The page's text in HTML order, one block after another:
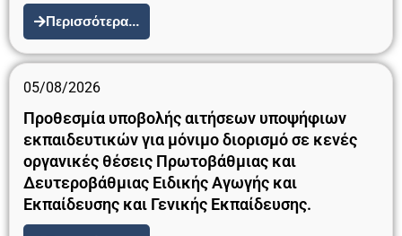
Περισσότερα...
05/08/2026
Προθεσμία υποβολής αιτήσεων υποψήφιων
εκπαιδευτικών για μόνιμο διορισμό σε κενές
οργανικές θέσεις Πρωτοβάθμιας και
Δευτεροβάθμιας Ειδικής Αγωγής και
Εκπαίδευσης και Γενικής Εκπαίδευσης.